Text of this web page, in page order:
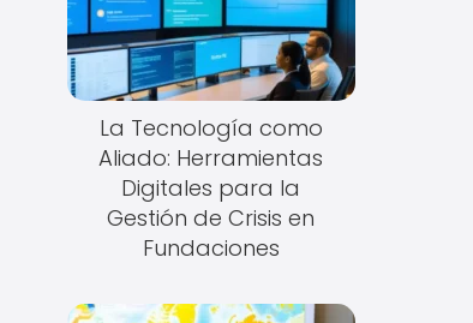
La Tecnología como
Aliado: Herramientas
Digitales para la
Gestión de Crisis en
Fundaciones